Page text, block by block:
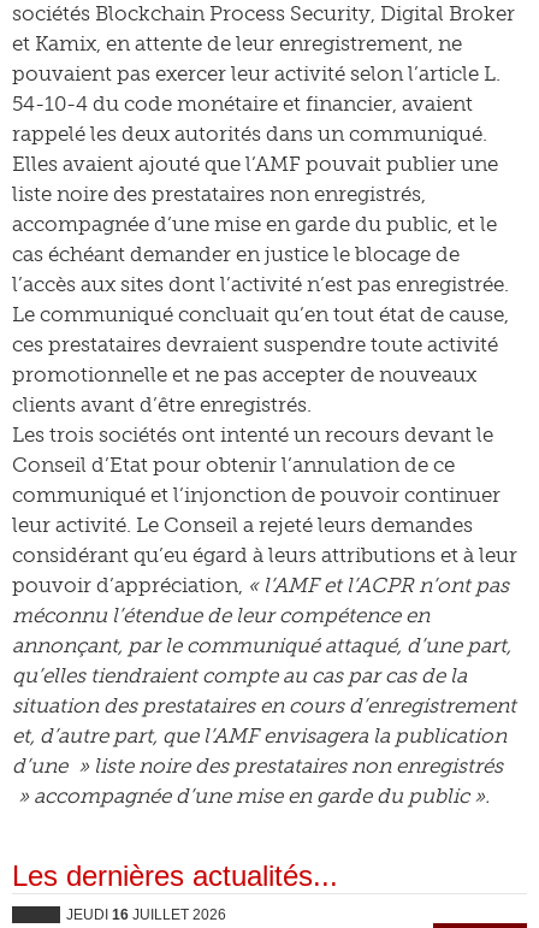
sociétés Blockchain Process Security, Digital Broker
et Kamix, en attente de leur enregistrement, ne
pouvaient pas exercer leur activité selon l’article L.
54-10-4 du code monétaire et financier, avaient
rappelé les deux autorités dans un communiqué.
Elles avaient ajouté que l’AMF pouvait publier une
liste noire des prestataires non enregistrés,
accompagnée d’une mise en garde du public, et le
cas échéant demander en justice le blocage de
l’accès aux sites dont l’activité n’est pas enregistrée.
Le communiqué concluait qu’en tout état de cause,
ces prestataires devraient suspendre toute activité
promotionnelle et ne pas accepter de nouveaux
clients avant d’être enregistrés.
Les trois sociétés ont intenté un recours devant le
Conseil d’Etat pour obtenir l’annulation de ce
communiqué et l’injonction de pouvoir continuer
leur activité. Le Conseil a rejeté leurs demandes
considérant qu’eu égard à leurs attributions et à leur
pouvoir d’appréciation, « l’AMF et l’ACPR n’ont pas
méconnu l’étendue de leur compétence en
annonçant, par le communiqué attaqué, d’une part,
qu’elles tiendraient compte au cas par cas de la
situation des prestataires en cours d’enregistrement
et, d’autre part, que l’AMF envisagera la publication
d’une » liste noire des prestataires non enregistrés
» accompagnée d’une mise en garde du public ».
Les dernières actualités...
JEUDI 16 JUILLET 2026